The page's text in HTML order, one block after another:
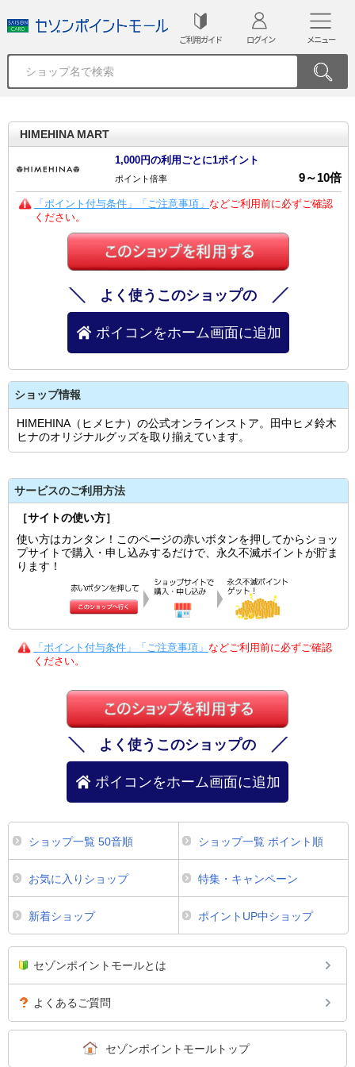
ご利用ガイド ログイン メニュー
HIMEHINA MART
1,000円の利用ごとに1ポイント
ポイント倍率 9～10倍
「ポイント付与条件」「ご注意事項」 などご利用前に必ずご確認
ください。
よく使うこのショップの
ポイコンをホーム画面に追加
ショップ情報
HIMEHINA（ヒメヒナ）の公式オンラインストア。田中ヒメ鈴木
ヒナのオリジナルグッズを取り揃えています。
サービスのご利用方法
［サイトの使い方］
使い方はカンタン！このページの赤いボタンを押してからショッ
プサイトで購入・申し込みするだけで、永久不滅ポイントが貯ま
ります！
「ポイント付与条件」「ご注意事項」 などご利用前に必ずご確認
ください。
よく使うこのショップの
ポイコンをホーム画面に追加
ショップ一覧 50音順 ショップ一覧 ポイント順
お気に入りショップ 特集・キャンペーン
新着ショップ ポイントUP中ショップ
セゾンポイントモールとは
よくあるご質問
セゾンポイントモールトップ